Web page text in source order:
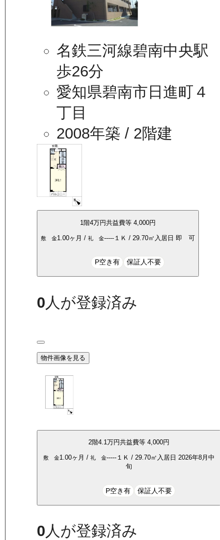
名鉄三河線碧南中央駅
歩26分
愛知県碧南市日進町４
丁目
2008年築 / 2階建
1階4万円共益費等4,000円
敷 金1.00ヶ月 /礼 金----- １Ｋ / 29.70㎡ 入居日 即 可
P空き有 保証人不要
0 人が登録済み
物件画像を見る
2階4.1万円共益費等4,000円
敷 金1.00ヶ月 /礼 金----- １Ｋ /29.70㎡ 入居日2026年8月中
旬
P空き有 保証人不要
0 人が登録済み